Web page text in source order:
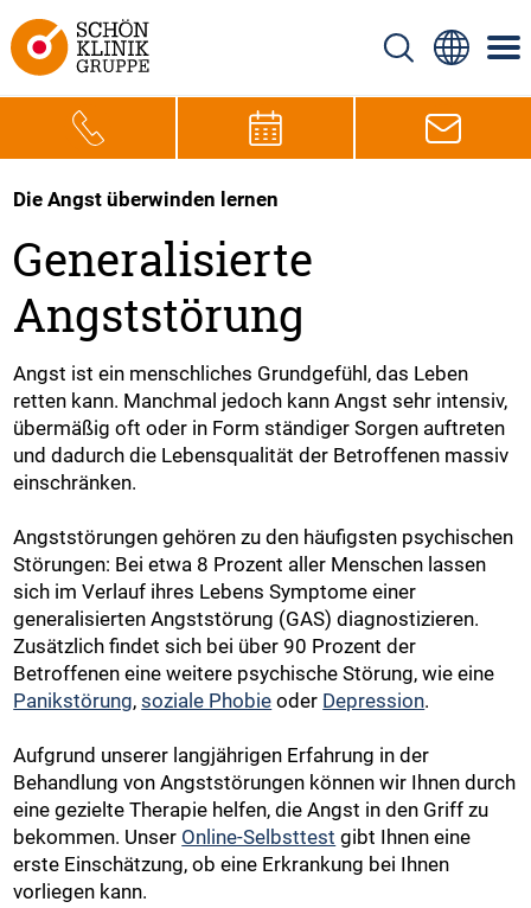
Die Angst überwinden lernen
Generalisierte
Angststörung
Angst ist ein menschliches Grundgefühl, das Leben
retten kann. Manchmal jedoch kann Angst sehr intensiv,
übermäßig oft oder in Form ständiger Sorgen auftreten
und dadurch die Lebensqualität der Betroffenen massiv
einschränken.
Angststörungen gehören zu den häufigsten psychischen
Störungen: Bei etwa 8 Prozent aller Menschen lassen
sich im Verlauf ihres Lebens Symptome einer
generalisierten Angststörung (GAS) diagnostizieren.
Zusätzlich findet sich bei über 90 Prozent der
Betroffenen eine weitere psychische Störung, wie eine
Panikstörung,soziale Phobie oder Depression.
Aufgrund unserer langjährigen Erfahrung in der
Behandlung von Angststörungen können wir Ihnen durch
eine gezielte Therapie helfen, die Angst in den Griff zu
bekommen. Unser Online-Selbsttest gibt Ihnen eine
erste Einschätzung, ob eine Erkrankung bei Ihnen
vorliegen kann.